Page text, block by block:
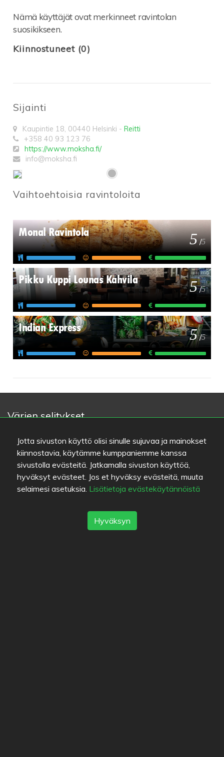
Jotta sivuston käyttö olisi sinulle sujuvaa ja mainokset
kiinnostavia, käytämme kumppaniemme kanssa
sivustolla evästeitä. Jatkamalla sivuston käyttöä,
hyväksyt evästeet. Jos et hyväksy evästeitä, muuta
selaimesi asetuksia. Lisätietoja evästekäytännöistä
Hyväksyn
Nämä käyttäjät ovat merkinneet ravintolan
suosikikseen.
Kiinnostuneet (0)
Sijainti
Kaupintie 18, 00440 Helsinki -Reitti
+358 40 93 123 76
https://www.moksha.fi/
info@moksha.fi
Vaihtoehtoisia ravintoloita
Monal Ravintola 5 /5
Pikku Kuppi Lounas Kahvila 5 /5
Indian Express 5 /5
Värien selitykset
Kokemus
Hinta/laatu-suhde
Linkit